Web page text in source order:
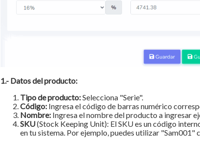
1.- Datos del producto:
Tipo de producto:Selecciona "Serie".
Código: Ingresa el código de barras numérico
Nombre: Ingresa el nombre del producto a ingresar
SKU(Stock Keeping Unit): El SKU es un código
en tu sistema. Por ejemplo, puedes utilizar "Sam001"